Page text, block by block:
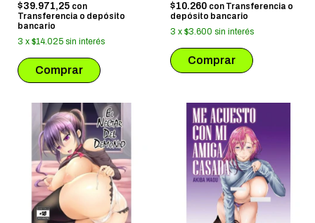
$39.971,25 con
Transferencia o depósito
bancario
3 x $14.025 sin interés
$10.260 con Transferencia o
depósito bancario
3 x $3.600 sin interés